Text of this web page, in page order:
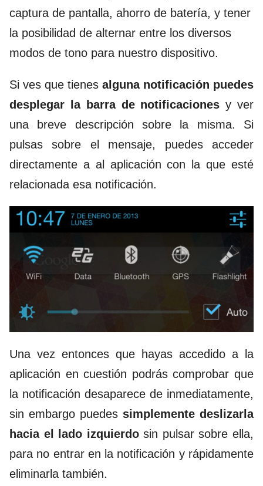
captura de pantalla, ahorro de batería, y tener
la posibilidad de alternar entre los diversos
modos de tono para nuestro dispositivo.
Si ves que tienes alguna notificación puedes
desplegar la barra de notificaciones y ver
una breve descripción sobre la misma. Si
pulsas sobre el mensaje, puedes acceder
directamente a al aplicación con la que esté
relacionada esa notificación.
Una vez entonces que hayas accedido a la
aplicación en cuestión podrás comprobar que
la notificación desaparece de inmediatamente,
sin embargo puedes simplemente deslizarla
hacia el lado izquierdosin pulsar sobre ella,
para no entrar en la notificación y rápidamente
eliminarla también.